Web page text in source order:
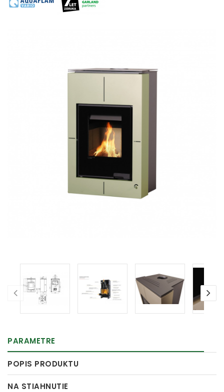
PARAMETRE
POPIS PRODUKTU
NA STIAHNUTIE